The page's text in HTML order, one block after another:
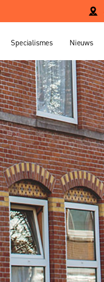
Specialismes Nieuws